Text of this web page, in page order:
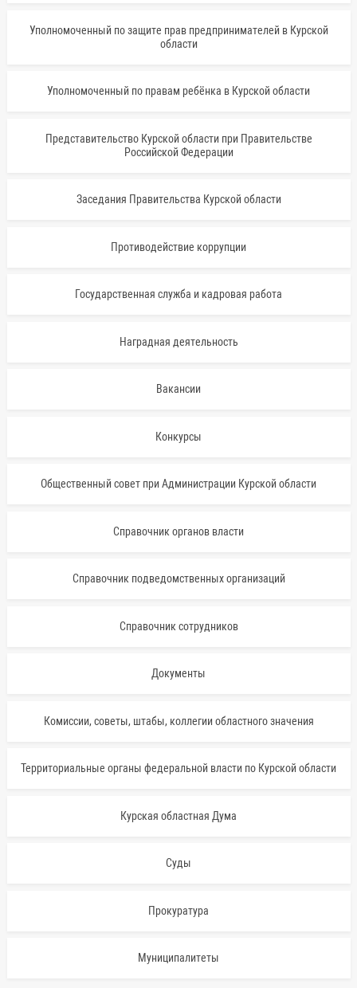
Уполномоченный по защите прав предпринимателей в Курской
области
Уполномоченный по правам ребёнка в Курской области
Представительство Курской области при Правительстве
Российской Федерации
Заседания Правительства Курской области
Противодействие коррупции
Государственная служба и кадровая работа
Наградная деятельность
Вакансии
Конкурсы
Общественный совет при Администрации Курской области
Справочник органов власти
Справочник подведомственных организаций
Справочник сотрудников
Документы
Комиссии, советы, штабы, коллегии областного значения
Территориальные органы федеральной власти по Курской области
Курская областная Дума
Суды
Прокуратура
Муниципалитеты